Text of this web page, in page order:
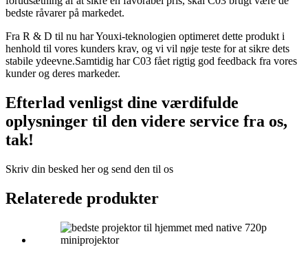
bedste råvarer på markedet.
Fra R & D til nu har Youxi-teknologien optimeret dette produkt i
henhold til vores kunders krav, og vi vil nøje teste for at sikre dets
stabile ydeevne.Samtidig har C03 fået rigtig god feedback fra vores
kunder og deres markeder.
Efterlad venligst dine værdifulde
oplysninger til den videre service fra os,
tak!
Skriv din besked her og send den til os
Relaterede produkter